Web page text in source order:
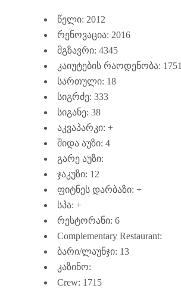
წელი: 2012
რენოვაცია: 2016
მგზავრი: 4345
კაიუტების რაოდენობა: 1751
სართული: 18
სიგრძე: 333
სიგანე: 38
აკვაპარკი: +
შიდა აუზი: 4
გარე აუზი:
ჯაკუზი: 12
ფიტნეს დარბაზი: +
სპა: +
რესტორანი: 6
Complementary Restaurant:
ბარი/ლაუნჯი: 13
კაზინო:
Crew: 1715